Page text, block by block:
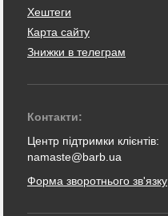
Хештеги
Карта сайту
Знижки в телеграм
Контакти:
Центр підтримки клієнтів:
namaste@barb.ua
Форма зворотнього зв'язку